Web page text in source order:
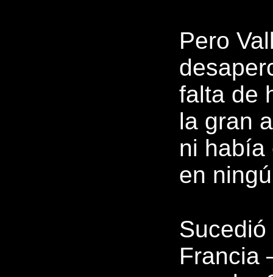
Pero
falta de
la gran
ni había
en
Francia